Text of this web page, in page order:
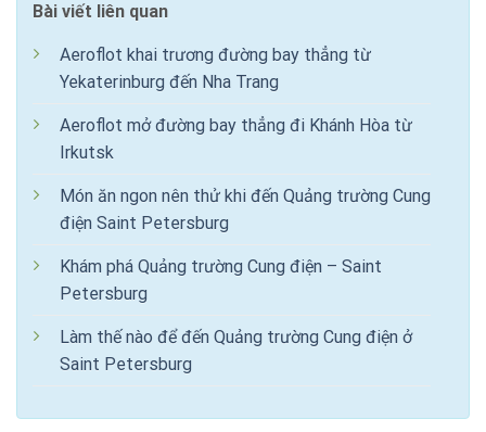
Bài viết liên quan
Aeroflot khai trương đường bay thẳng từ
Yekaterinburg đến Nha Trang
Aeroflot mở đường bay thẳng đi Khánh Hòa từ
Irkutsk
Món ăn ngon nên thử khi đến Quảng trường Cung
điện Saint Petersburg
Khám phá Quảng trường Cung điện – Saint
Petersburg
Làm thế nào để đến Quảng trường Cung điện ở
Saint Petersburg